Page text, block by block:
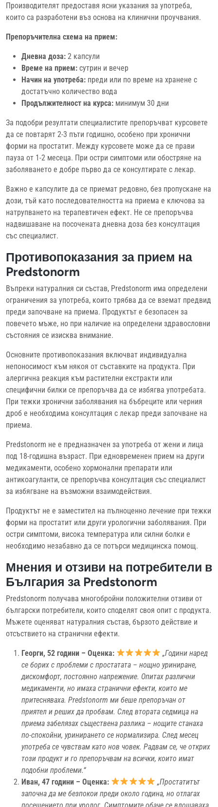
Производителят предоставя ясни указания за употреба,
които са разработени въз основа на клинични проучвания.
Препоръчителна схема на прием:
Дневна доза: 2 капсули
Време на прием: сутрин и вечер
Начин на употреба: преди или по време на хранене с
достатъчно количество вода
Продължителност на курса: минимум 30 дни
За подобри резултати специалистите препоръчват курсовете
да се повтарят 2-3 пъти годишно, особено при хронични
форми на простатит. Между курсовете може да се прави
пауза от 1-2 месеца. При остри симптоми или обостряне на
заболяването е добре първо да се консултирате с лекар.
Важно е капсулите да се приемат редовно, без пропускане на
дози, тъй като последователността на приема е ключова за
натрупването на терапевтичен ефект. Не се препоръчва
надвишаване на посочената дневна доза без консултация
със специалист.
Противопоказания за прием на
Predstonorm
Въпреки натуралния си състав, Predstonorm има определени
ограничения за употреба, които трябва да се вземат предвид
преди започване на приема. Продуктът е безопасен за
повечето мъже, но при наличие на определени здравословни
състояния се изисква внимание.
Основните противопоказания включват индивидуална
непоносимост към някоя от съставките на продукта. При
алергична реакция към растителни екстракти или
специфични билки се препоръчва да се избягва употребата.
При тежки хронични заболявания на бъбреците или черния
дроб е необходима консултация с лекар преди започване на
приема.
Predstonorm не е предназначен за употреба от жени и лица
под 18-годишна възраст. При едновременен прием на други
медикаменти, особено хормонални препарати или
антикоагуланти, се препоръчва консултация със специалист
за избягване на възможни взаимодействия.
Продуктът не е заместител на пълноценно лечение при тежки
форми на простатит или други урологични заболявания. При
остри симптоми, висока температура или силни болки е
необходимо незабавно да се потърси медицинска помощ.
Мнения и отзиви на потребители в
България за Predstonorm
Predstonorm получава многобройни положителни отзиви от
български потребители, които споделят своя опит с продукта.
Мъжете оценяват натуралния състав, бързото действие и
отсъствието на странични ефекти.
Георги, 52 години – Оценка:
„Години наред
се борих с проблеми с простатата – нощно уриниране,
дискомфорт, постоянно напрежение. Опитах различни
медикаменти, но имаха странични ефекти, които ме
притесняваха. Predstonorm ми беше препоръчан от
приятел и реших да пробвам. След втората седмица на
приема забелязах съществена разлика – нощите станаха
по-спокойни, уринирането се нормализира. След месец
употреба се чувствам като нов човек. Радвам се, че открих
този продукт и го препоръчвам на всички, които имат
подобни проблеми.“
Иван, 47 години – Оценка:
„Простатитът
започна да ме безпокои преди около година, но отлагах
посещението при уролог. Симптомите обаче се влошаваха